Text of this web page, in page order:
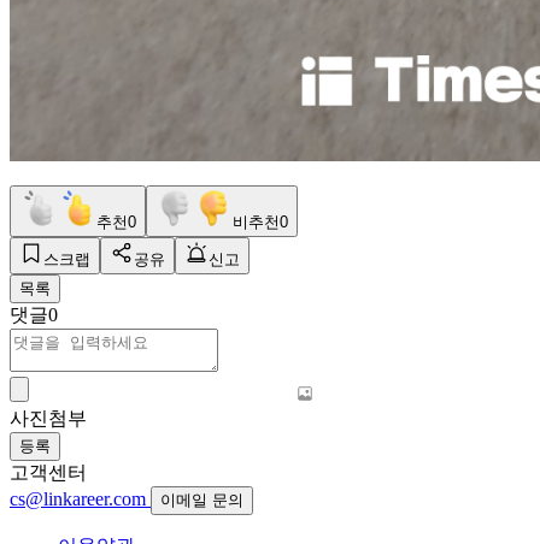
추천0 비추천0
스크랩 공유
신고
목록
댓글0
사진첨부
등록
고객센터
cs@linkareer.com
이메일 문의